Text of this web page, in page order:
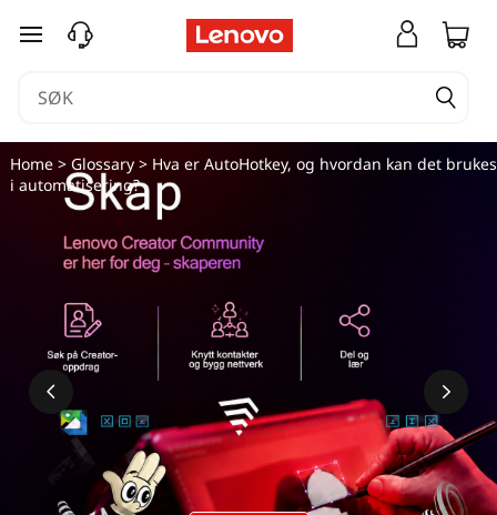
gå til hovedinnhold
Home> Glossary> Hva er AutoHotkey, og hvordan kan det brukes
i automatisering?